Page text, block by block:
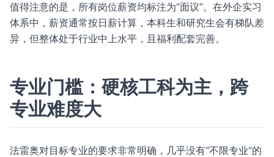
值得注意的是，所有岗位薪资均标注为“面议”。在外企实习
体系中，薪资通常按日薪计算，本科生和研究生会有梯队差
异，但整体处于行业中上水平，且福利配套完善。
专业门槛：硬核工科为主，跨
专业难度大
法雷奥对目标专业的要求非常明确，几乎没有“不限专业”的